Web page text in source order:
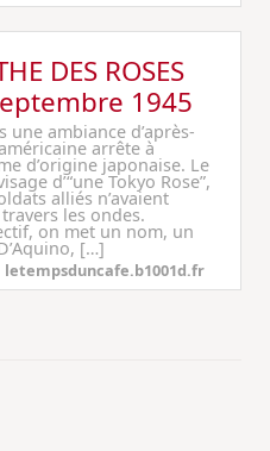
DES ROSES
1945
une ambiance d’après-
arrête à
d’origine japonaise. Le
d’“une Tokyo Rose”,
alliés n’avaient
les ondes.
on met un nom, un
[…]
letempsduncafe.b1001d.fr